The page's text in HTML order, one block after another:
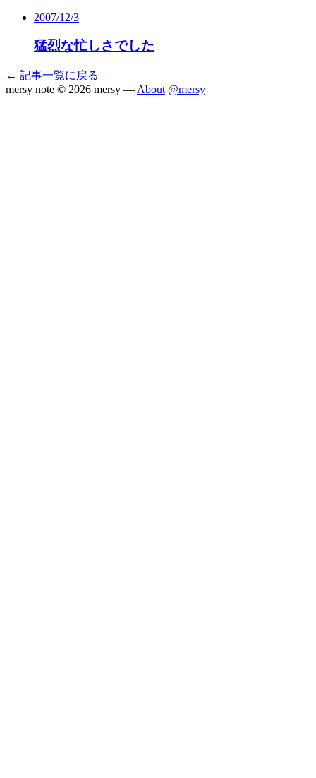
2007/12/3
猛烈な忙しさでした
← 記事一覧に戻る
mersy note © 2026 mersy — About @mersy